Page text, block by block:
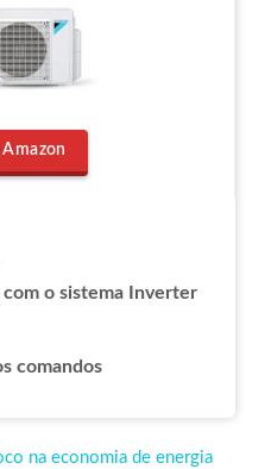
Amazon
com o sistema Inverter
comandos
na economia de energia